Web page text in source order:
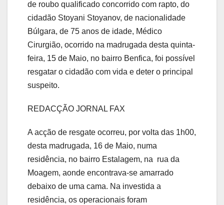
de roubo qualificado concorrido com rapto, do
cidadão Stoyani Stoyanov, de nacionalidade
Búlgara, de 75 anos de idade, Médico
Cirurgião, ocorrido na madrugada desta quinta-
feira, 15 de Maio, no bairro Benfica, foi possível
resgatar o cidadão com vida e deter o principal
suspeito.
REDACÇÃO JORNAL FAX
A acção de resgate ocorreu, por volta das 1h00,
desta madrugada, 16 de Maio, numa
residência, no bairro Estalagem, na rua da
Moagem, aonde encontrava-se amarrado
debaixo de uma cama. Na investida a
residência, os operacionais foram